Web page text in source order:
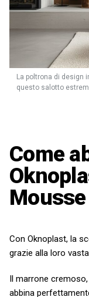
La poltrona di design
questo salotto
Come
Mousse
Con Oknoplast, la
grazie alla loro
Il marrone
abbina